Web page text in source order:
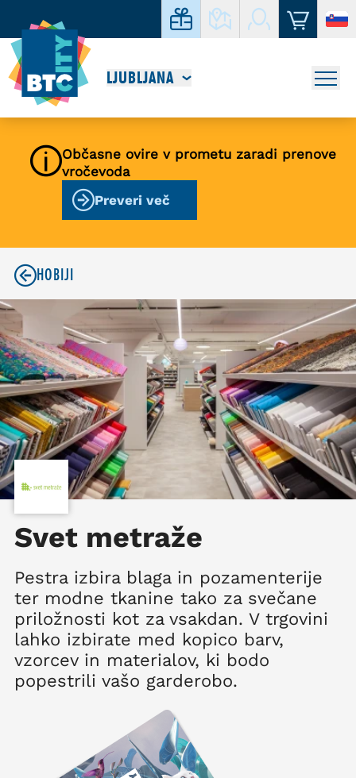
LJUBLJANA
Občasne ovire v prometu zaradi prenove
vročevoda
Preveri več
HOBIJI
Svet metraže
Pestra izbira blaga in pozamenterije
ter modne tkanine tako za svečane
priložnosti kot za vsakdan. V trgovini
lahko izbirate med kopico barv,
vzorcev in materialov, ki bodo
popestrili vašo garderobo.